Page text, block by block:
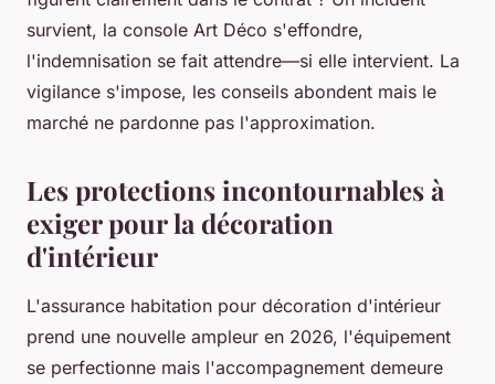
survient, la console Art Déco s'effondre,
l'indemnisation se fait attendre—si elle intervient. La
vigilance s'impose, les conseils abondent mais le
marché ne pardonne pas l'approximation.
Les protections incontournables à
exiger pour la décoration
d'intérieur
L'assurance habitation pour décoration d'intérieur
prend une nouvelle ampleur en 2026, l'équipement
se perfectionne mais l'accompagnement demeure